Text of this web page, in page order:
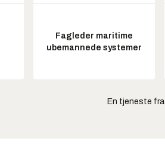
Fagleder maritime
ubemannede systemer
En tjeneste fra